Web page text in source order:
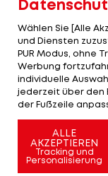
zum 2:4 ab.
Viele
Schon in der
ersten Satz
Diesmal
Wählen Sie [Alle
und Diensten
PUR Modus, ohne
Werbung
individuelle
jederzeit über den
der Fußzeile
ALLE
AKZEPTIEREN
Tracking und
Personalisierung